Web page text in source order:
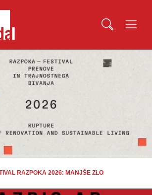
RAZPOKA 2026: MANJŠE ZLO